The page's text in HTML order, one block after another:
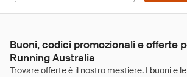
Buoni, codici promozionali e offerte
Running Australia